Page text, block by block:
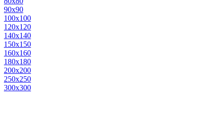
90х90
100х100
120х120
140х140
150х150
160х160
180х180
200х200
250х250
300х300